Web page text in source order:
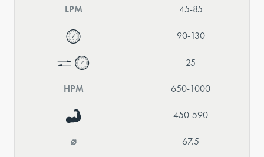
LPM 45-85
90-130
25
HPM 650-1000
450-590
⌀ 67.5